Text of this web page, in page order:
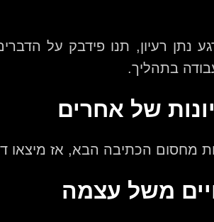
נתן רעיון, תנו פידבק על
בתהליך.
של אחרים
מחסום הכתיבה הבא, אז
משל עצמה